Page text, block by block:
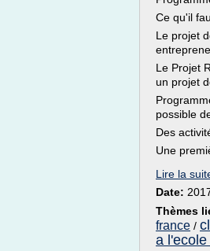
Ce qu'il
Le projet
Le Projet
un projet
possible
Des
Une
Lire la
Date:
Thèmes
france /
a